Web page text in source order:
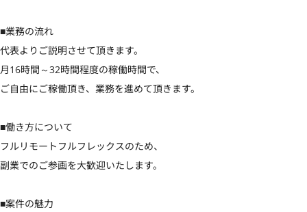
■業務の流れ
代表よりご説明させて頂きます。
月16時間～32時間程度の稼働時間で、
ご自由にご稼働頂き、業務を進めて頂きます。
■働き方について
フルリモートフルフレックスのため、
副業でのご参画を大歓迎いたします。
■案件の魅力